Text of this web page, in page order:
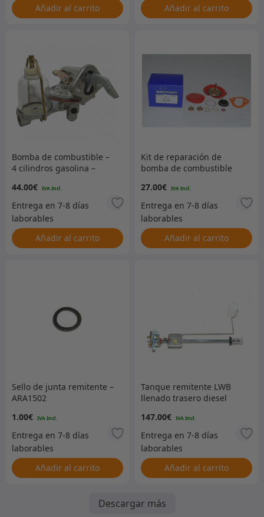
Añadir al carrito Añadir al carrito
Bomba de combustible –
4 cilindros gasolina –
44.00€
Añadir al carrito
Kit de reparación de
bomba de combustible
27.00€
Añadir al carrito
Sello de junta remitente –
ARA1502
1.00€
Añadir al carrito
Tanque remitente LWB
llenado trasero diesel
147.00€
Añadir al carrito
Descargar más